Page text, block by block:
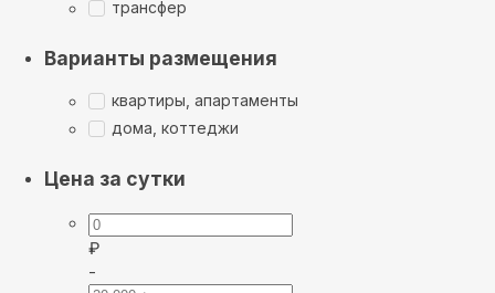
трансфер
Варианты размещения
квартиры, апартаменты
дома, коттеджи
Цена за сутки
₽
-